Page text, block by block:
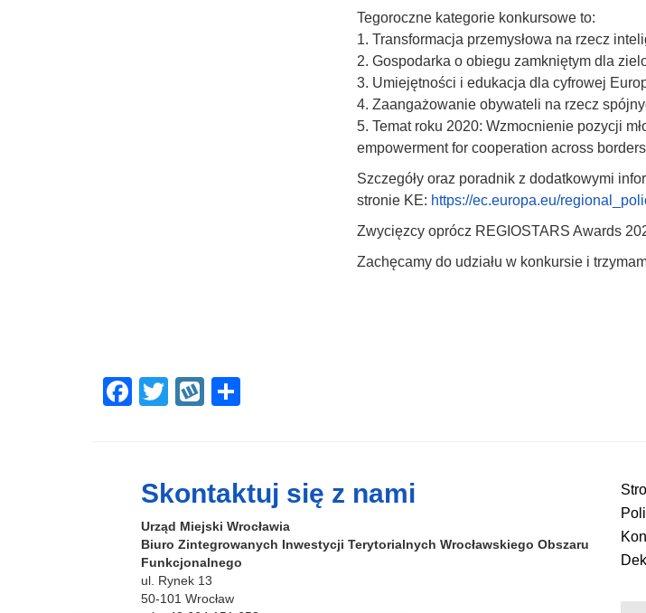
Tegoroczne kategorie konkursowe to:
1. Transformacja przemysłowa na rzecz
2. Gospodarka o obiegu zamkniętym dla
3. Umiejętności i edukacja dla cyfrowej
4. Zaangażowanie obywateli na rzecz
5. Temat roku 2020: Wzmocnienie pozycji
empowerment for cooperation across
Szczegóły oraz poradnik z dodatkowymi
stronie KE: https://ec.europa.eu/
Zwycięzcy oprócz REGIOSTARS Awards
Zachęcamy do udziału w konkursie i
F
e
b
o
o
k
T
W
p
e
Skontaktuj się z nami
Urząd Miejski Wrocławia
Biuro Zintegrowanych Inwestycji Terytorialnych Wrocławskiego Obszaru
Funkcjonalnego
ul. Rynek 13
50-101 Wrocław